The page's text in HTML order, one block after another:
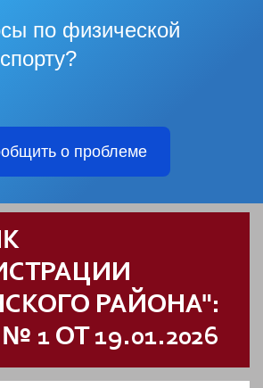
по физической
о проблеме
РАЙОНА":
1 ОТ 19.01.2026